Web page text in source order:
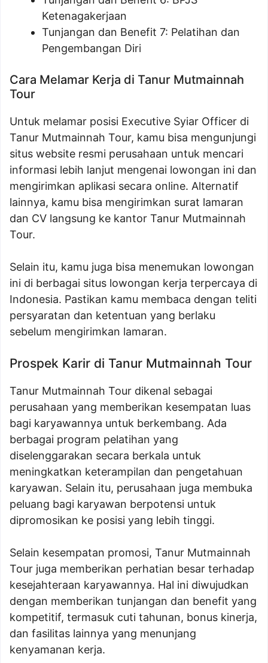
Ketenagakerjaan
Tunjangan dan Benefit 7: Pelatihan dan
Pengembangan Diri
Cara Melamar Kerja di Tanur Mutmainnah
Tour
Untuk melamar posisi Executive Syiar Officer di
Tanur Mutmainnah Tour, kamu bisa mengunjungi
situs website resmi perusahaan untuk mencari
informasi lebih lanjut mengenai lowongan ini dan
mengirimkan aplikasi secara online. Alternatif
lainnya, kamu bisa mengirimkan surat lamaran
dan CV langsung ke kantor Tanur Mutmainnah
Tour.
Selain itu, kamu juga bisa menemukan lowongan
ini di berbagai situs lowongan kerja terpercaya di
Indonesia. Pastikan kamu membaca dengan teliti
persyaratan dan ketentuan yang berlaku
sebelum mengirimkan lamaran.
Prospek Karir di Tanur Mutmainnah Tour
Tanur Mutmainnah Tour dikenal sebagai
perusahaan yang memberikan kesempatan luas
bagi karyawannya untuk berkembang. Ada
berbagai program pelatihan yang
diselenggarakan secara berkala untuk
meningkatkan keterampilan dan pengetahuan
karyawan. Selain itu, perusahaan juga membuka
peluang bagi karyawan berpotensi untuk
dipromosikan ke posisi yang lebih tinggi.
Selain kesempatan promosi, Tanur Mutmainnah
Tour juga memberikan perhatian besar terhadap
kesejahteraan karyawannya. Hal ini diwujudkan
dengan memberikan tunjangan dan benefit yang
kompetitif, termasuk cuti tahunan, bonus kinerja,
dan fasilitas lainnya yang menunjang
kenyamanan kerja.